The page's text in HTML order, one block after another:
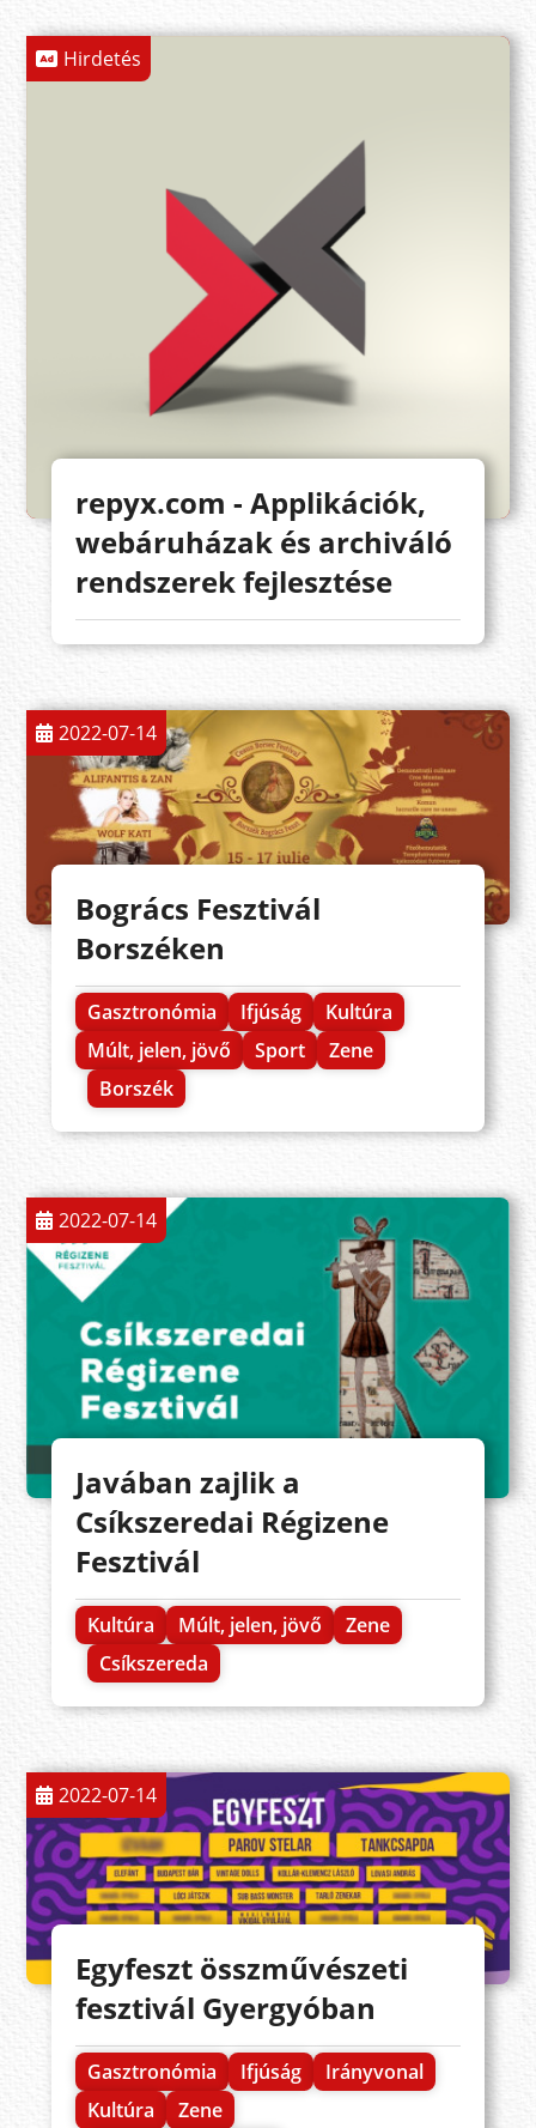
Hirdetés
repyx.com - Applikációk,
webáruházak és archiváló
rendszerek fejlesztése
2022-07-14
Bogrács Fesztivál
Borszéken
Gasztronómia Ifjúság
Kultúra
Múlt, jelen, jövő
Sport
Zene
Borszék
2022-07-14
Javában zajlik a
Csíkszeredai Régizene
Fesztivál
Kultúra Múlt, jelen, jövő
Zene
Csíkszereda
2022-07-14
Egyfeszt összművészeti
fesztivál Gyergyóban
Gasztronómia Ifjúság
Irányvonal
Kultúra
Zene